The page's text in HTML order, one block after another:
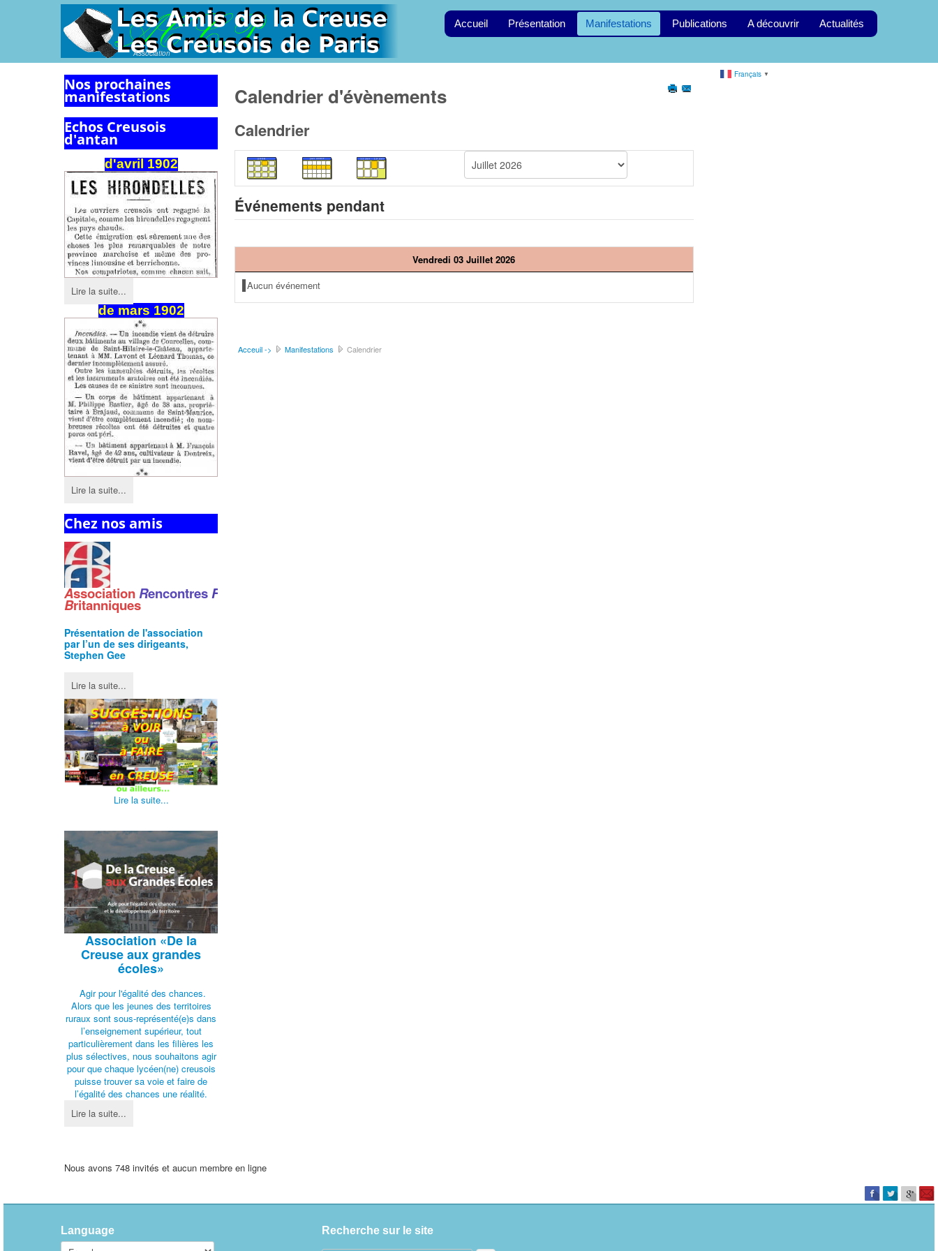
Association
Accueil Présentation Manifestations Publications A découvrir Actualités
Nos prochaines
manifestations
Echos Creusois
d'antan
d'avril 1902
Lire la suite...
de mars 1902
Lire la suite...
Chez nos amis
AssociationRencontresF
Britanniques
Présentation de l'association
par l’un de ses dirigeants,
Stephen Gee
Lire la suite...
Lire la suite...
Association «De la
Creuse aux grandes
écoles»
Agir pour l'égalité des chances.
Alors que les jeunes des territoires
ruraux sont sous-représenté(e)s dans
l’enseignement supérieur, tout
particulièrement dans les filières les
plus sélectives, nous souhaitons agir
pour que chaque lycéen(ne) creusois
puisse trouver sa voie et faire de
l’égalité des chances une réalité.
Lire la suite...
Calendrier d'évènements
Calendrier
Événements pendant
Vendredi 03 Juillet 2026
Aucun événement
Acceuil -> Manifestations Calendrier
Français ▼
Nous avons 748 invités et aucun membre en ligne
Language Recherche sur le site